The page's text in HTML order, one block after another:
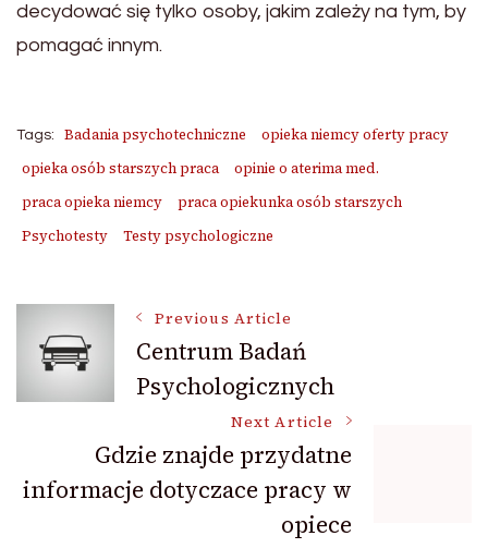
decydować się tylko osoby, jakim zależy na tym, by
pomagać innym.
Tags: Badania psychotechniczne
opieka niemcy oferty pracy
opieka osób starszych praca
opinie o aterima med.
praca opieka niemcy
praca opiekunka osób starszych
Psychotesty
Testy psychologiczne
Post
Navigation
Previous Article
Centrum Badań
Psychologicznych
Next Article
Gdzie znajde przydatne
informacje dotyczace pracy w
opiece